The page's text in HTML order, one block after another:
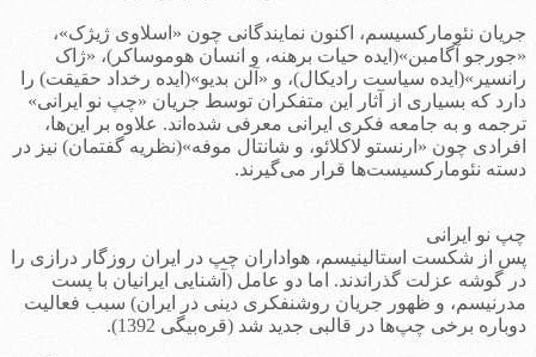
جریان نئومارکسیسم، اکنون نمایندگانی چون «اسلاوی ژیژک»،
«جورجو آگامبن»(ایده حیات برهنه، و انسان هوموساکر)، «ژاک
رانسیر»(ایده سیاست رادیکال)، و «آلن بدیو»(ایده رخداد حقیقت) را
دارد که بسیاری از آثار این متفکران توسط جریان «چپ نو ایرانی»
ترجمه و به جامعه فکری ایرانی معرفی شده‌اند. علاوه بر این‌ها،
افرادی چون «ارنستو لاکلائو، و شانتال موفه»(نظریه گفتمان) نیز در
دسته نئومارکسیست‌ها قرار می‌گیرند.
چپ نو ایرانی
پس از شکست استالینیسم، هواداران چپ در ایران روزگار درازی را
در گوشه عزلت گذراندند. اما دو عامل (آشنایی ایرانیان با پست
مدرنیسم، و ظهور جریان روشنفکری دینی در ایران) سبب فعالیت
دوباره برخی چپ‌ها در قالبی جدید شد (قره‌بیگی 1392).